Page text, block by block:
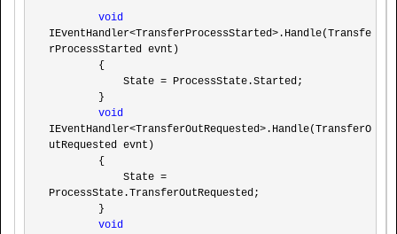
void
IEventHandler<TransferProcessStarted> .Handle(Transfe
rProcessStarted evnt)
            State
= ProcessState.Started;
void
IEventHandler<TransferOutRequested> .Handle(TransferO
utRequested evnt)
            State
=
ProcessState.TransferOutRequested;
void